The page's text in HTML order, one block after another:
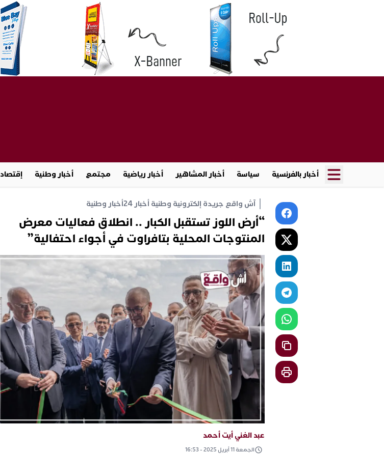
أخبار بالفرنسية سياسة أخبار المشاهير أخبار رياضية مجتمع أخبار وطنية إقتصاد
آش واقع جريدة إلكترونية وطنية أخبار 24 أخبار وطنية
“أرض اللوز تستقبل الكبار .. انطلاق فعاليات معرض
المنتوجات المحلية بتافراوت في أجواء احتفالية”
عبد الغني أيت أحمد
الجمعة 11 أبريل 2025 - 16:53